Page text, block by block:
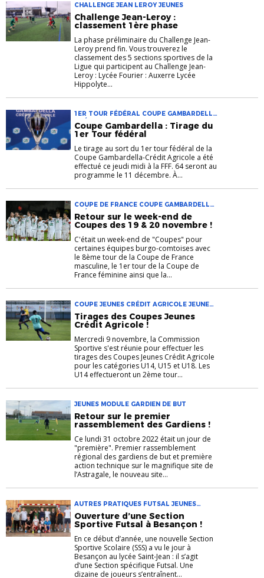
CHALLENGE JEAN LEROY JEUNES
Challenge Jean-Leroy :
classement 1ère phase
La phase préliminaire du Challenge Jean-
Leroy prend fin. Vous trouverez le
classement des 5 sections sportives de la
Ligue qui participent au Challenge Jean-
Leroy : Lycée Fourier : Auxerre Lycée
Hippolyte...
1ER TOUR FÉDÉRAL COUPE GAMBARDELLA
CRÉDIT AGRICOLE JEUNES
Coupe Gambardella : Tirage du
1er Tour fédéral
Le tirage au sort du 1er tour fédéral de la
Coupe Gambardella-Crédit Agricole a été
effectué ce jeudi midi à la FFF. 64 seront au
programme le 11 décembre. À...
COUPE DE FRANCE COUPE GAMBARDELLA
CRÉDIT AGRICOLE JEUNES
Retour sur le week-end de
Coupes des 19 & 20 novembre !
C'était un week-end de "Coupes" pour
certaines équipes burgo-comtoises avec
le 8ème tour de la Coupe de France
masculine, le 1er tour de la Coupe de
France féminine ainsi que la...
COUPE JEUNES CRÉDIT AGRICOLE JEUNES
U14 U15 U18
Tirages des Coupes Jeunes
Crédit Agricole !
Mercredi 9 novembre, la Commission
Sportive s'est réunie pour effectuer les
tirages des Coupes Jeunes Crédit Agricole
pour les catégories U14, U15 et U18. Les
U14 effectueront un 2ème tour...
JEUNES MODULE GARDIEN DE BUT
Retour sur le premier
rassemblement des Gardiens !
Ce lundi 31 octobre 2022 était un jour de
"première". Premier rassemblement
régional des gardiens de but et première
action technique sur le magnifique site de
l’Astragale, le nouveau site...
AUTRES PRATIQUES FUTSAL JEUNES
SECTION SPORTIVE
Ouverture d’une Section
Sportive Futsal à Besançon !
En ce début d’année, une nouvelle Section
Sportive Scolaire (SSS) a vu le jour à
Besançon au lycée Saint-Jean : il s’agit
d’une Section spécifique Futsal. Une
dizaine de joueurs s’entraînent...